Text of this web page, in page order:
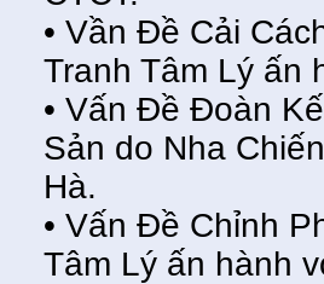
• Vần Ðề Cải
Tranh Tâm Lý ấn
• Vấn Ðề Ðoàn
Sản do Nha
Hà.
• Vấn Ðề Chỉnh
Tâm Lý ấn hành